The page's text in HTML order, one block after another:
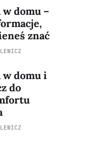
domu –
znać
w domu i
do